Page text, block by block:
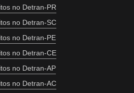
no Detran-PR
no Detran-SC
no Detran-PE
no Detran-CE
no Detran-AP
no Detran-AC